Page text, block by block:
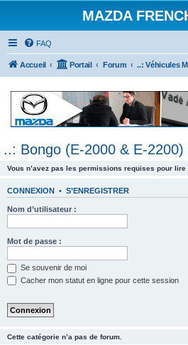
MAZDA
FAQ
Accueil Portail Forum
..: Bongo (E-2000 & E-2200)
Vous n’avez pas les permissions requises pour lire
CONNEXION • S’ENREGISTRER
Nom d’utilisateur :
Mot de passe :
Se souvenir de moi
Cacher mon statut en ligne pour cette session
Cette catégorie n’a pas de forum.